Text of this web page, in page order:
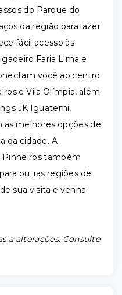
do Parque do
da região para lazer
fácil acesso às
Faria Lima e
você ao centro
e Vila Olímpia, além
JK Iguatemi,
as melhores opções de
da cidade. A
Pinheiros também
outras regiões de
sua visita e venha
a alterações. Consulte